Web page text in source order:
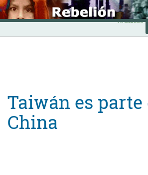
Skip
to
content
INICIO
Avanzada
Taiwán es parte
China